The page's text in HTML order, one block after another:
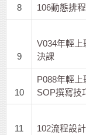
8 106動態排
9
V034年輕
決課
10
P088年輕
SOP撰寫技
11 102流程設